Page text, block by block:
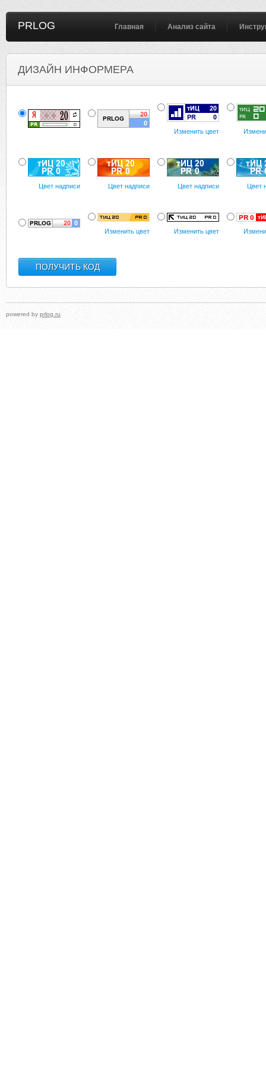
PRLOG Главная Анализ сайта
ДИЗАЙН ИНФОРМЕРА
Изменить цвет
Цвет надписи Цвет надписи Цвет надписи Цвет
Изменить цвет Изменить цвет
powered by prlog.ru